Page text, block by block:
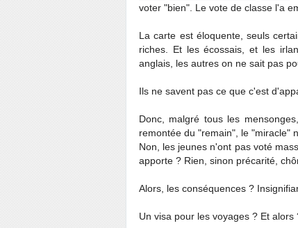
voter "bien". Le vote de classe l'a
La carte est éloquente, seuls
riches. Et les écossais, et les
anglais, les autres on ne sait pas
Ils ne savent pas ce que c'est
Donc, malgré tous les
remontée du "remain", le "miracle"
Non, les jeunes n'ont pas voté
apporte ? Rien, sinon précarité,
Alors, les conséquences ?
Un visa pour les voyages ? Et alors